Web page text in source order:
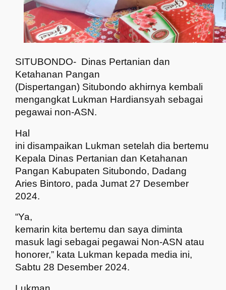
SITUBONDO- Dinas Pertanian dan
Ketahanan Pangan
(Dispertangan) Situbondo akhirnya kembali
mengangkat Lukman Hardiansyah sebagai
pegawai non-ASN.
Hal
ini disampaikan Lukman setelah dia bertemu
Kepala Dinas Pertanian dan Ketahanan
Pangan Kabupaten Situbondo, Dadang
Aries Bintoro, pada Jumat 27 Desember
2024.
“Ya,
kemarin kita bertemu dan saya diminta
masuk lagi sebagai pegawai Non-ASN atau
honorer,” kata Lukman kepada media ini,
Sabtu 28 Desember 2024.